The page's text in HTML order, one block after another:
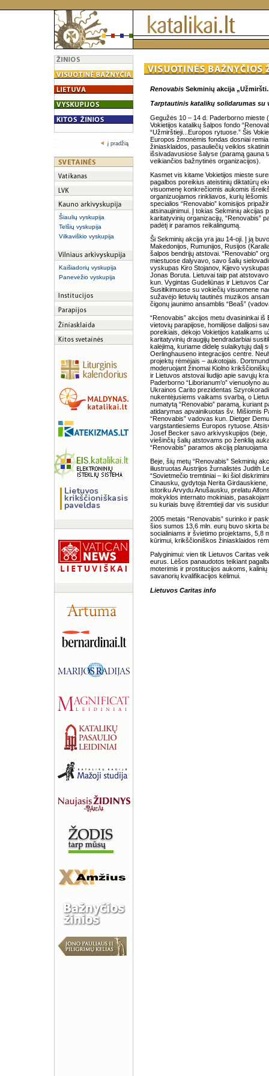
į pradžią
Šiaulių vyskupija
Telšių vyskupija
Vilkaviškio vyskupija
Kaišiadorių vyskupija
Panevėžio vyskupija
Renovabis Sekminių akcija
Tarptautinis katalikų solidarumas su
Gegužės 10 – 14 d. Paderborno mieste
Vokietijos katalikų šalpos fondo
“Užmirštieji...Europos rytuose.” Šis
Europos žmonėmis fondas dosniai
žiniasklaidos, pasauliečių veiklos
išsivadavusiose šalyse (paramą gauna
veikiančios bažnytinės organizacijos).
Kasmet vis kitame Vokietijos mieste
pagalbos poreikius ateistinių diktatūrų
visuomenę konkrečiomis aukomis
organizuojamos rinkliavos, kurių
specialios “Renovabio” komisijos
atsinaujinimui. Į tokias Sekminių akcijas
karitatyvinių organizacijų, “Renovabis”
padėtį ir paramos reikalingumą.
Ši Sekminių akcija yra jau 14-oji. Į ją
Makedonijos, Rumunijos, Rusijos
šalpos bendrijų atstovai. “Renovabio”
miestuose dalyvavo, savo šalių
vyskupas Kiro Stojanov, Kijevo
Jonas Boruta. Lietuvai taip pat
kun. Vygintas Gudeliūnas ir Lietuvos
Susitikimuose su vokiečių visuomene
sužavėjo lietuvių tautinės muzikos
čigonų jaunimo ansamblis “Beaš”
“Renovabis” akcijos metu dvasininkai
vietovių parapijose, homilijose dalijosi
poreikiais, dėkojo Vokietijos katalikams
karitatyvinių draugijų bendradarbiai
kalėjimą, kuriame didelę sulaikytųjų dalį
Oerlinghauseno integracijos centre.
projektų rėmėjais – aukotojais.
moderuojant žinomai Kiolno
ir Lietuvos atstovai liudijo apie savųjų
Paderborno “Liborianum’o” vienuolyno
Ukrainos Carito prezidentas
nukentėjusiems vaikams svarbą, o
numatytą “Renovabio” paramą, kuriant
atidarymas apvainikuotas šv. Mišiomis
“Renovabis” vadovas kun. Dietger
vargstantiesiems Europos rytuose.
Josef Becker savo arkivyskupijos
viešinčių šalių atstovams po ženklią
“Renovabis” paramos akciją
Beje, šių metų “Renovabis” Sekminių
iliustruotas Austrijos žurnalistės Judith
“Sovietmečio tremtiniai – iki šiol
Cinausku, gydytoja Nerita
istoriku Arvydu Anušausku, prelatu
mokyklos internato mokiniais,
su kuriais buvę ištremtieji dar vis
2005 metais “Renovabis” surinko ir
šios sumos 13,6 mln. eurų buvo skirta
socialiniams ir švietimo projektams, 5,8
kūrimui, krikščioniškos žiniasklaidos
Palyginimui: vien tik Lietuvos Caritas
eurus. Lėšos panaudotos teikiant
moterimis ir prostitucijos aukoms,
savanorių kvalifikacijos kėlimui.
Lietuvos Caritas info